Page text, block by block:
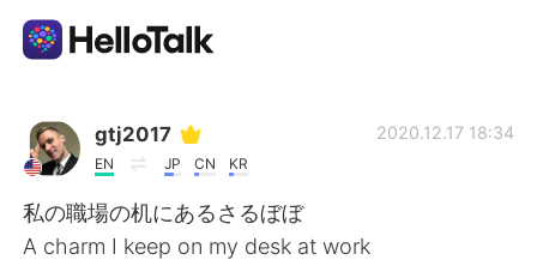
언어 교환 앱
한국어
gtj2017
EN JP CN KR
2020.12.17 18:34
私の職場の机にあるさるぼぼ
A charm I keep on my desk at work